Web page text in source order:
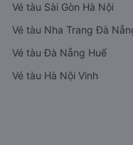
Vé tàu Sài Gòn Hà Nội
Vé tàu Nha Trang Đà
Vé tàu Đà Nẵng Huế
Vé tàu Hà Nội Vinh